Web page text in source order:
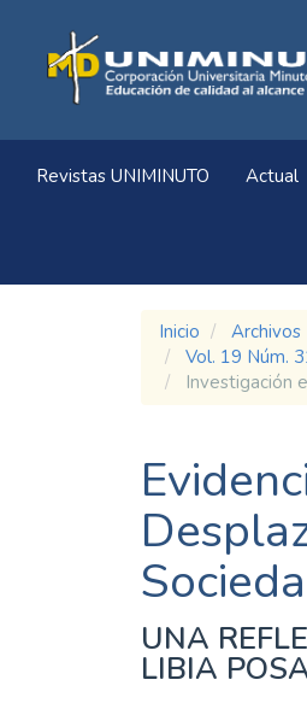
principal
Contenido
principal
Barra
lateral
Revistas UNIMINUTO Actual
Inicio
Archivos
Vol. 19 Núm.
Investigación
UNA
LIBIA